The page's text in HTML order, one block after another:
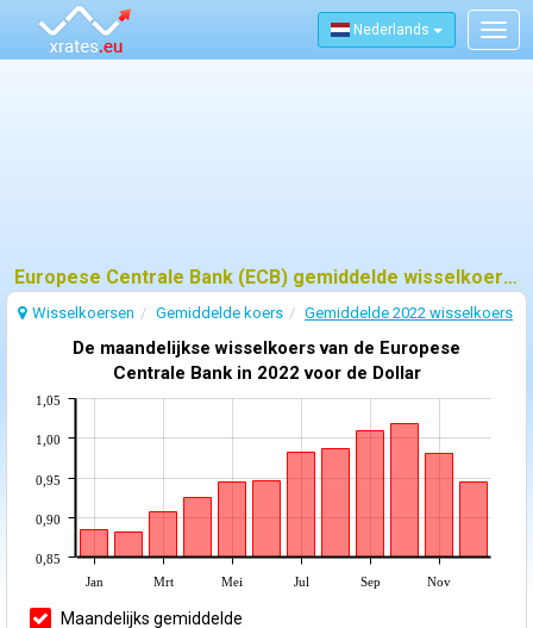
Nederlands
Europese Centrale Bank (ECB) gemiddelde wisselkoers - 2022
Wisselkoersen Gemiddelde koers Gemiddelde 2022 wisselkoers
De maandelijkse wisselkoers van de Europese
Centrale Bank in 2022 voor de Dollar
Jan Mrt Mei Jul Sep Nov
0,85
0,90
0,95
1,00
1,05
Maandelijks gemiddelde